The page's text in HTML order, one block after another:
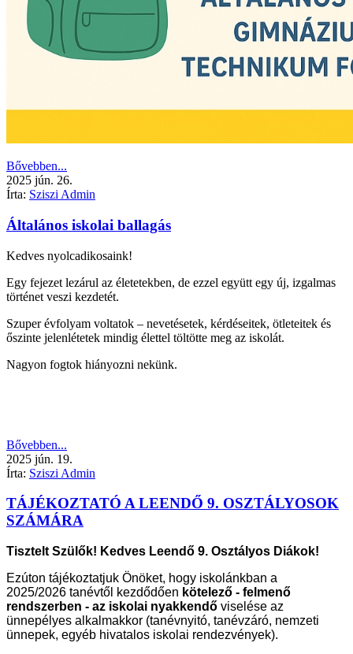
Bővebben...
2025 jún. 26.
Írta: Sziszi Admin
Általános iskolai ballagás
Kedves nyolcadikosaink!
Egy fejezet lezárul az életetekben, de ezzel együtt egy új, izgalmas
történet veszi kezdetét.
Szuper évfolyam voltatok – nevetésetek, kérdéseitek, ötleteitek és
őszinte jelenlétetek mindig élettel töltötte meg az iskolát.
Nagyon fogtok hiányozni nekünk.
Bővebben...
2025 jún. 19.
Írta: Sziszi Admin
TÁJÉKOZTATÓ A LEENDŐ 9. OSZTÁLYOSOK
SZÁMÁRA
Tisztelt Szülők! Kedves Leendő 9. Osztályos Diákok!
Ezúton tájékoztatjuk Önöket, hogy iskolánkban a
2025/2026 tanévtől kezdődően kötelező - felmenő
rendszerben - az iskolai nyakkendő viselése az
ünnepélyes alkalmakkor (tanévnyitó, tanévzáró, nemzeti
ünnepek, egyéb hivatalos iskolai rendezvények).